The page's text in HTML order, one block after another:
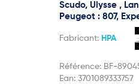
Scudo, Ulysse ,
Peugeot : 807,
Fabricant: HPA
Référence: BF-
Ean: 3701089333757